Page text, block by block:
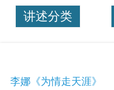
讲述分类
李娜《为情走天涯》